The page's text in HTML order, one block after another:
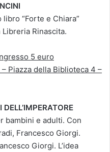
“Forte e Chiara”
Rinascita.
5 euro
Piazza della Biblioteca 4 –
bambini e adulti. Con
Francesco Giorgi.
Giorgi. L’idea